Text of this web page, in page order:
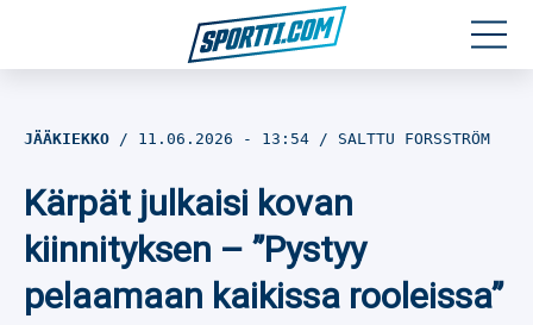
Jalkapallo
Yleisurheilu
JÄÄKIEKKO 11.06.2026 - 13:54 SALTTU FORSSTRÖM
Kärpät julkaisi kovan
kiinnityksen – ”Pystyy
pelaamaan kaikissa rooleissa”